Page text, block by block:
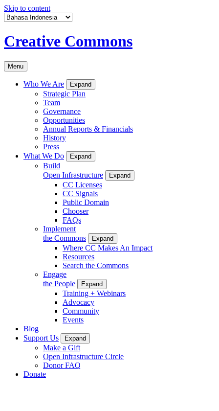
Skip to content
Creative Commons
Menu
Who We Are Expand
Strategic Plan
Team
Governance
Opportunities
Annual Reports & Financials
History
Press
What We Do
Expand
Build
Open Infrastructure
Expand
CC Licenses
CC Signals
Public Domain
Chooser
FAQs
Implement
the Commons
Expand
Where CC Makes An Impact
Resources
Search the Commons
Engage
the People
Expand
Training + Webinars
Advocacy
Community
Events
Blog
Support Us
Expand
Make a Gift
Open Infrastructure Circle
Donor FAQ
Donate